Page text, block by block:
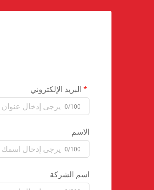
البريد الإلكتروني
0/100
الاسم
0/100
اسم الشركة